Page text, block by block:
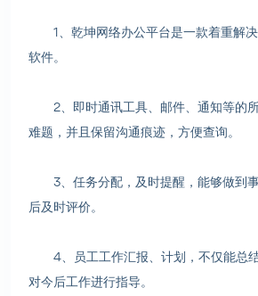
1、乾坤网络办公平台是一款着重解决
软件。
2、即时通讯工具、邮件、通知等的
难题，并且保留沟通痕迹，方便查询。
3、任务分配，及时提醒，能够做到
后及时评价。
4、员工工作汇报、计划，不仅能总
对今后工作进行指导。